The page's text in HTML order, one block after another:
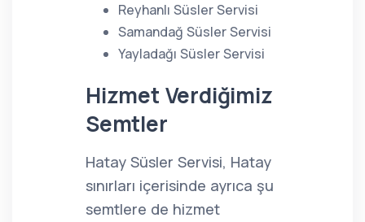
Reyhanlı Süsler Servisi
Samandağ Süsler Servisi
Yayladağı Süsler Servisi
Hizmet Verdiğimiz
Semtler
Hatay Süsler Servisi, Hatay
sınırları içerisinde ayrıca şu
semtlere de hizmet